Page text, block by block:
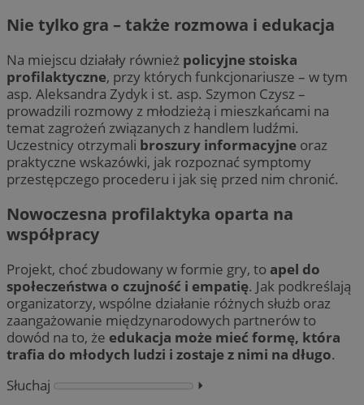
Nie tylko gra – także rozmowa i edukacja
Na miejscu działały również policyjne stoiska
profilaktyczne, przy których funkcjonariusze – w tym
asp. Aleksandra Zydyk i st. asp. Szymon Czysz –
prowadzili rozmowy z młodzieżą i mieszkańcami na
temat zagrożeń związanych z handlem ludźmi.
Uczestnicy otrzymali broszury informacyjne oraz
praktyczne wskazówki, jak rozpoznać symptomy
przestępczego procederu i jak się przed nim chronić.
Nowoczesna profilaktyka oparta na
współpracy
Projekt, choć zbudowany w formie gry, to apel do
społeczeństwa o czujność i empatię. Jak podkreślają
organizatorzy, wspólne działanie różnych służb oraz
zaangażowanie międzynarodowych partnerów to
dowód na to, że edukacja może mieć formę, która
trafia do młodych ludzi i zostaje z nimi na długo.
Słuchaj
⏵︎